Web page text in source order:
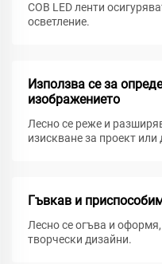
COB LED ленти
осветление.
Използва се за
изображението
Лесно се реже и
изискване за проект или
Гъвкав и
Лесно се огъва и
творчески дизайни.